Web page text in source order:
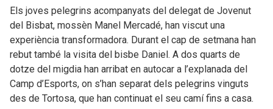
Els joves pelegrins acompanyats del delegat de Jovenut
del Bisbat, mossèn Manel Mercadé, han viscut una
experiència transformadora. Durant el cap de setmana han
rebut també la visita del bisbe Daniel. A dos quarts de
dotze del migdia han arribat en autocar a l’explanada del
Camp d’Esports, on s’han separat dels pelegrins vinguts
des de Tortosa, que han continuat el seu camí fins a casa.